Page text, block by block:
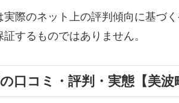
際のネット上の評判傾向に基づ
するものではありません。
口コミ・評判・実態【美波